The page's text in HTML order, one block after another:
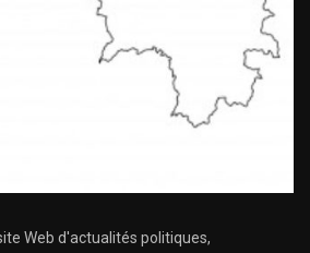
Web d'actualités politiques,